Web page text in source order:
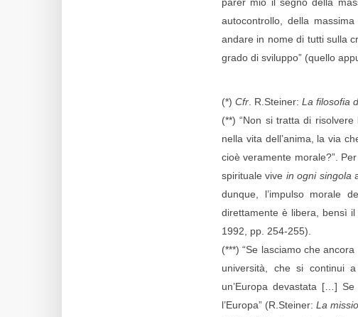
autocontrollo, della
andare in nome di tutti sulla
grado di sviluppo” (quello
(*) Cfr . R.Steiner: La filosofia
(**) “Non si tratta di
nella vita dell’anima, la via
cioè veramente morale?”.
spirituale vive in ogni singola
dunque, l’impulso morale
direttamente è libera, bensì
1992, pp. 254-255).
(***) “Se lasciamo che
università, che si continui
un’Europa devastata […]
l’Europa” (R.Steiner: La